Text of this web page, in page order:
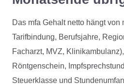
Das mfa Gehalt netto hängt von
Tarifbindung, Berufsjahre,
Facharzt, MVZ,
Röntgenschein,
Steuerklasse und